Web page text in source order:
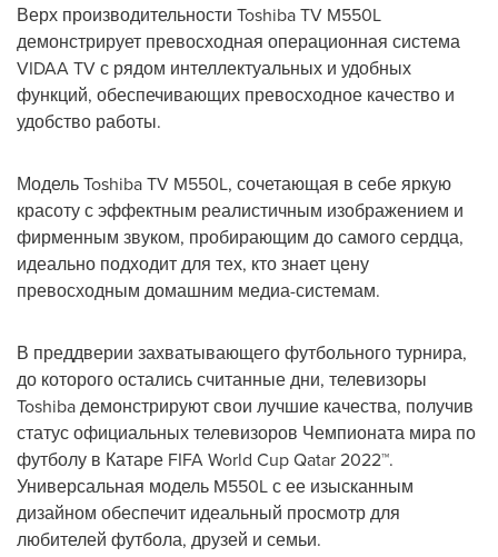
Верх производительности Toshiba TV M550L
демонстрирует превосходная операционная система
VIDAA TV с рядом интеллектуальных и удобных
функций, обеспечивающих превосходное качество и
удобство работы.
Модель Toshiba TV M550L, сочетающая в себе яркую
красоту с эффектным реалистичным изображением и
фирменным звуком, пробирающим до самого сердца,
идеально подходит для тех, кто знает цену
превосходным домашним медиа-системам.
В преддверии захватывающего футбольного турнира,
до которого остались считанные дни, телевизоры
Toshiba демонстрируют свои лучшие качества, получив
статус официальных телевизоров Чемпионата мира по
футболу в Катаре FIFA World Cup Qatar 2022™.
Универсальная модель M550L с ее изысканным
дизайном обеспечит идеальный просмотр для
любителей футбола, друзей и семьи.